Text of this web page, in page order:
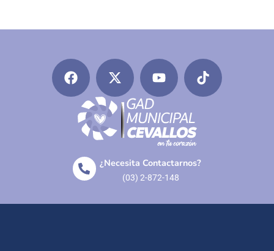
¿Necesita Contactarnos?
(03) 2-872-148